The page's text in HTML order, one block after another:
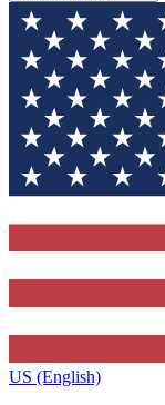
US (English)